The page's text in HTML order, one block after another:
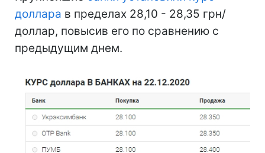
доллара в пределах 28,10 - 28,35 грн/
доллар, повысив его по сравнению с
предыдущим днем.